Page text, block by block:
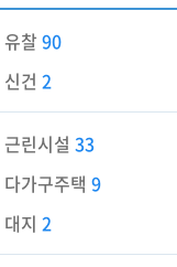
유찰 90
신건 2
근린시설 33
다가구주택 9
대지 2